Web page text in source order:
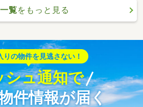
覧をもっと見る
りの物件を見逃さない！
シュ通知で
件情報が届く